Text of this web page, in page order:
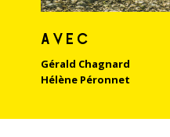
AVEC
Gérald Chagnard
Hélène Péronnet